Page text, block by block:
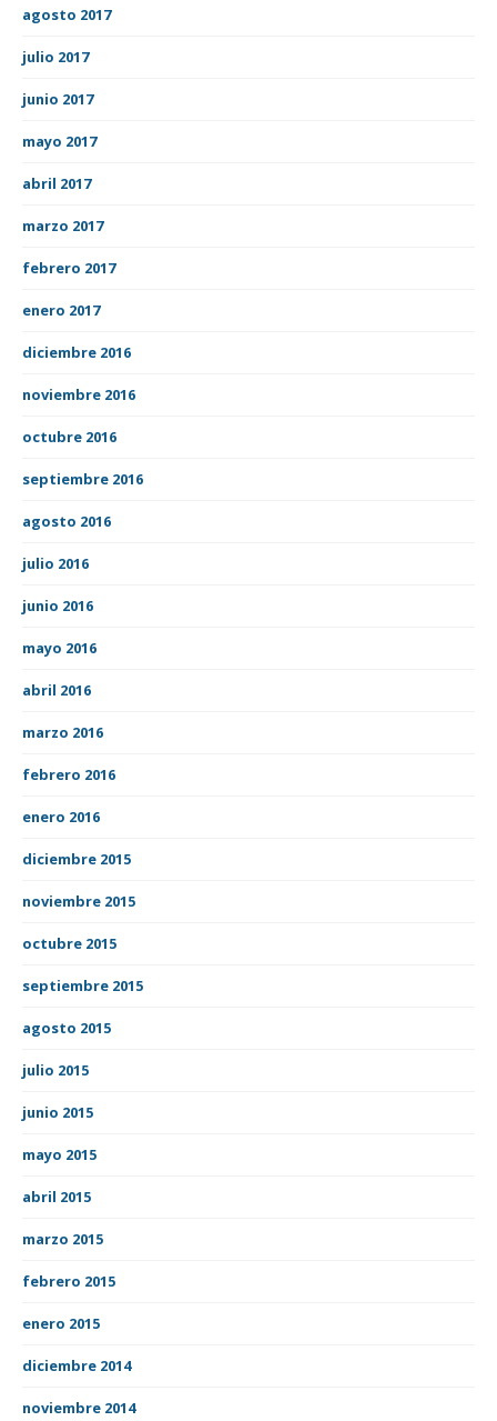
agosto 2017
julio 2017
junio 2017
mayo 2017
abril 2017
marzo 2017
febrero 2017
enero 2017
diciembre 2016
noviembre 2016
octubre 2016
septiembre 2016
agosto 2016
julio 2016
junio 2016
mayo 2016
abril 2016
marzo 2016
febrero 2016
enero 2016
diciembre 2015
noviembre 2015
octubre 2015
septiembre 2015
agosto 2015
julio 2015
junio 2015
mayo 2015
abril 2015
marzo 2015
febrero 2015
enero 2015
diciembre 2014
noviembre 2014